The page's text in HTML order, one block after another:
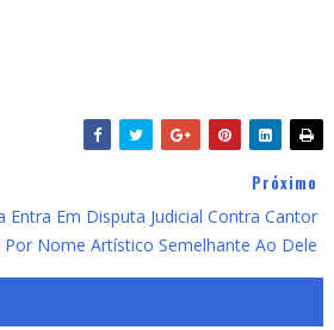
Próximo
Entra Em Disputa Judicial Contra Cantor
Por Nome Artístico Semelhante Ao Dele